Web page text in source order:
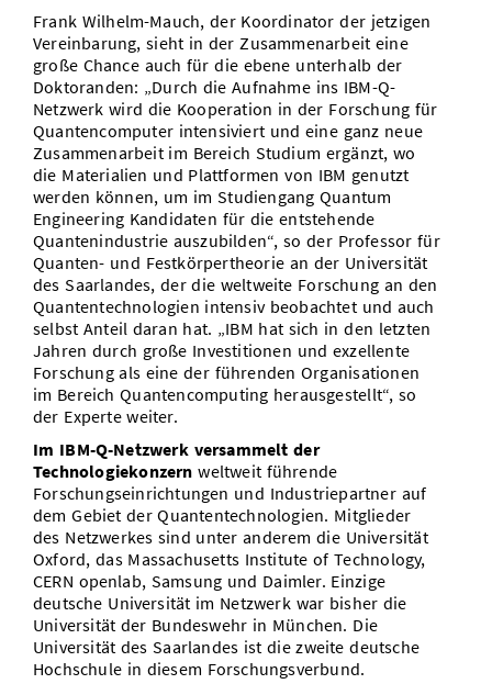
Frank Wilhelm-Mauch, der Koordinator der jetzigen
Vereinbarung, sieht in der Zusammenarbeit eine
große Chance auch für die ebene unterhalb der
Doktoranden: „Durch die Aufnahme ins IBM-Q-
Netzwerk wird die Kooperation in der Forschung für
Quantencomputer intensiviert und eine ganz neue
Zusammenarbeit im Bereich Studium ergänzt, wo
die Materialien und Plattformen von IBM genutzt
werden können, um im Studiengang Quantum
Engineering Kandidaten für die entstehende
Quantenindustrie auszubilden“, so der Professor für
Quanten- und Festkörpertheorie an der Universität
des Saarlandes, der die weltweite Forschung an den
Quantentechnologien intensiv beobachtet und auch
selbst Anteil daran hat. „IBM hat sich in den letzten
Jahren durch große Investitionen und exzellente
Forschung als eine der führenden Organisationen
im Bereich Quantencomputing herausgestellt“, so
der Experte weiter.
Im IBM-Q-Netzwerk versammelt der
Technologiekonzern weltweit führende
Forschungseinrichtungen und Industriepartner auf
dem Gebiet der Quantentechnologien. Mitglieder
des Netzwerkes sind unter anderem die Universität
Oxford, das Massachusetts Institute of Technology,
CERN openlab, Samsung und Daimler. Einzige
deutsche Universität im Netzwerk war bisher die
Universität der Bundeswehr in München. Die
Universität des Saarlandes ist die zweite deutsche
Hochschule in diesem Forschungsverbund.